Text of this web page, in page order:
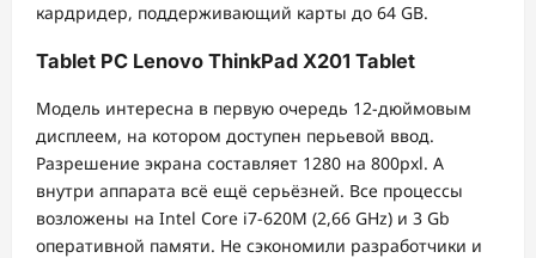
кардридер, поддерживающий карты до 64 GB.
Tablet PC Lenovo ThinkPad X201 Tablet
Модель интересна в первую очередь 12-дюймовым
дисплеем, на котором доступен перьевой ввод.
Разрешение экрана составляет 1280 на 800pxl. А
внутри аппарата всё ещё серьёзней. Все процессы
возложены на Intel Core i7-620M (2,66 GHz) и 3 Gb
оперативной памяти. Не сэкономили разработчики и